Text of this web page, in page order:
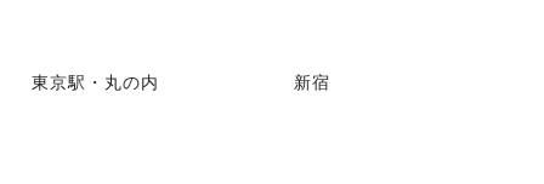
東京駅・丸の内 新宿